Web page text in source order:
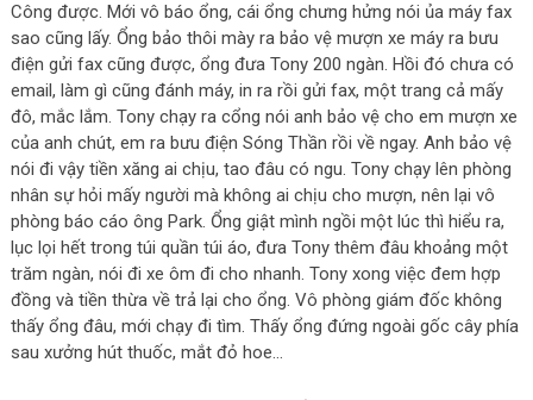
Công được. Mới vô báo ổng, cái ổng chưng hửng nói ủa máy fax
sao cũng lấy. Ổng bảo thôi mày ra bảo vệ mượn xe máy ra bưu
điện gửi fax cũng được, ổng đưa Tony 200 ngàn. Hồi đó chưa có
email, làm gì cũng đánh máy, in ra rồi gửi fax, một trang cả mấy
đô, mắc lắm. Tony chạy ra cổng nói anh bảo vệ cho em mượn xe
của anh chút, em ra bưu điện Sóng Thần rồi về ngay. Anh bảo vệ
nói đi vậy tiền xăng ai chịu, tao đâu có ngu. Tony chạy lên phòng
nhân sự hỏi mấy người mà không ai chịu cho mượn, nên lại vô
phòng báo cáo ông Park. Ổng giật mình ngồi một lúc thì hiểu ra,
lục lọi hết trong túi quần túi áo, đưa Tony thêm đâu khoảng một
trăm ngàn, nói đi xe ôm đi cho nhanh. Tony xong việc đem hợp
đồng và tiền thừa về trả lại cho ổng. Vô phòng giám đốc không
thấy ổng đâu, mới chạy đi tìm. Thấy ổng đứng ngoài gốc cây phía
sau xưởng hút thuốc, mắt đỏ hoe…